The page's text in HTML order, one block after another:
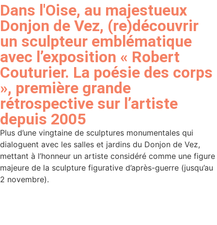
Dans l'Oise, au majestueux
Donjon de Vez, (re)découvrir
un sculpteur emblématique
avec l’exposition « Robert
Couturier. La poésie des corps
», première grande
rétrospective sur l’artiste
depuis 2005
Plus d’une vingtaine de sculptures monumentales qui
dialoguent avec les salles et jardins du Donjon de Vez,
mettant à l’honneur un artiste considéré comme une figure
majeure de la sculpture figurative d’après-guerre (jusqu’au
2 novembre).